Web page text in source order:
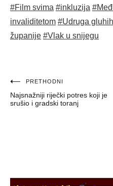
#Film svima #inkluzija
invaliditetom #Udruga
županije #Vlak u snijegu
Navigacija
objava
PRETHODNI
Najsnažniji riječki potres koji je
srušio i gradski toranj